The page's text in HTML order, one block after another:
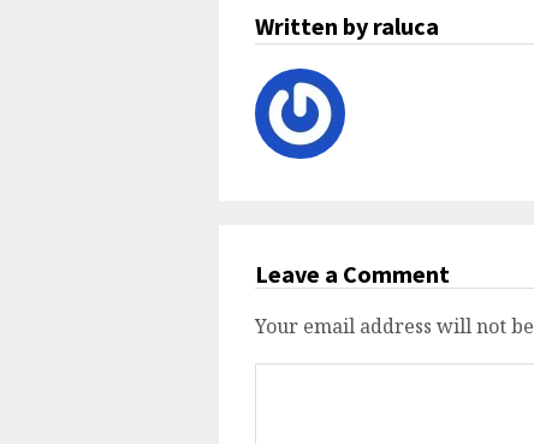
Written by raluca
Leave a Comment
Your email address will not